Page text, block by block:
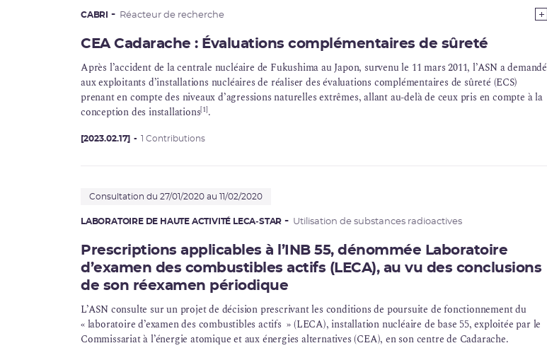
CABRI Réacteur de recherche
CEA Cadarache : Évaluations complémentaires de sûreté
Après l’accident de lacentrale nucléaire de Fukushima au Japon, survenu le 11 mars 2011, l’ASN a demandé
aux exploitants d’installations nucléaires de réaliser des évaluations complémentaires de sûreté (ECS)
prenant en compte des niveaux d’agressions naturelles extrêmes, allant au-delà de ceux pris en compte à la
conception des installations[1].
[2023.02.17] 1 Contributions
Consultation du 27/01/2020 au 11/02/2020
LABORATOIRE DE HAUTE ACTIVITÉ LECA‑STAR Utilisation de substances radioactives
Prescriptions applicables à l’INB 55, dénommée Laboratoire
d’examen des combustibles actifs (LECA), au vu des conclusions
de son réexamen périodique
L’ASN consulte sur un projet de décision prescrivant les conditions de poursuite de fonctionnement du
« laboratoire d’examen des combustibles actifs » (LECA), installation nucléaire de base 55, exploitée par le
Commissariat à l’énergie atomique et aux énergies alternatives (CEA), en son centre de Cadarache.